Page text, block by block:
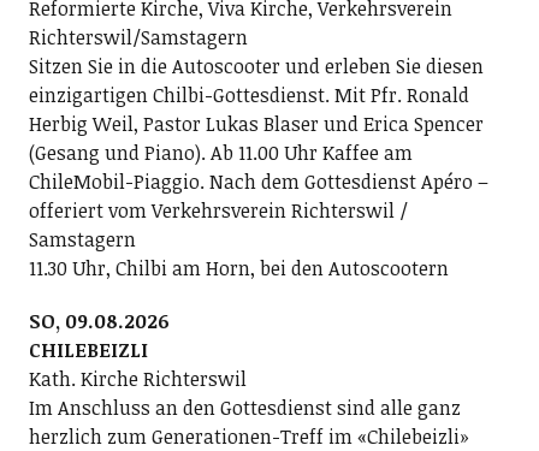
Reformierte Kirche, Viva Kirche, Verkehrsverein
Richterswil/Samstagern
Sitzen Sie in die Autoscooter und erleben Sie diesen
einzigartigen Chilbi-Gottesdienst. Mit Pfr. Ronald
Herbig Weil, Pastor Lukas Blaser und Erica Spencer
(Gesang und Piano). Ab 11.00 Uhr Kaffee am
ChileMobil-Piaggio. Nach dem Gottesdienst Apéro –
offeriert vom Verkehrsverein Richterswil /
Samstagern
11.30 Uhr, Chilbi am Horn, bei den Autoscootern
SO, 09.08.2026
CHILEBEIZLI
Kath. Kirche Richterswil
Im Anschluss an den Gottesdienst sind alle ganz
herzlich zum Generationen-Treff im «Chilebeizli»